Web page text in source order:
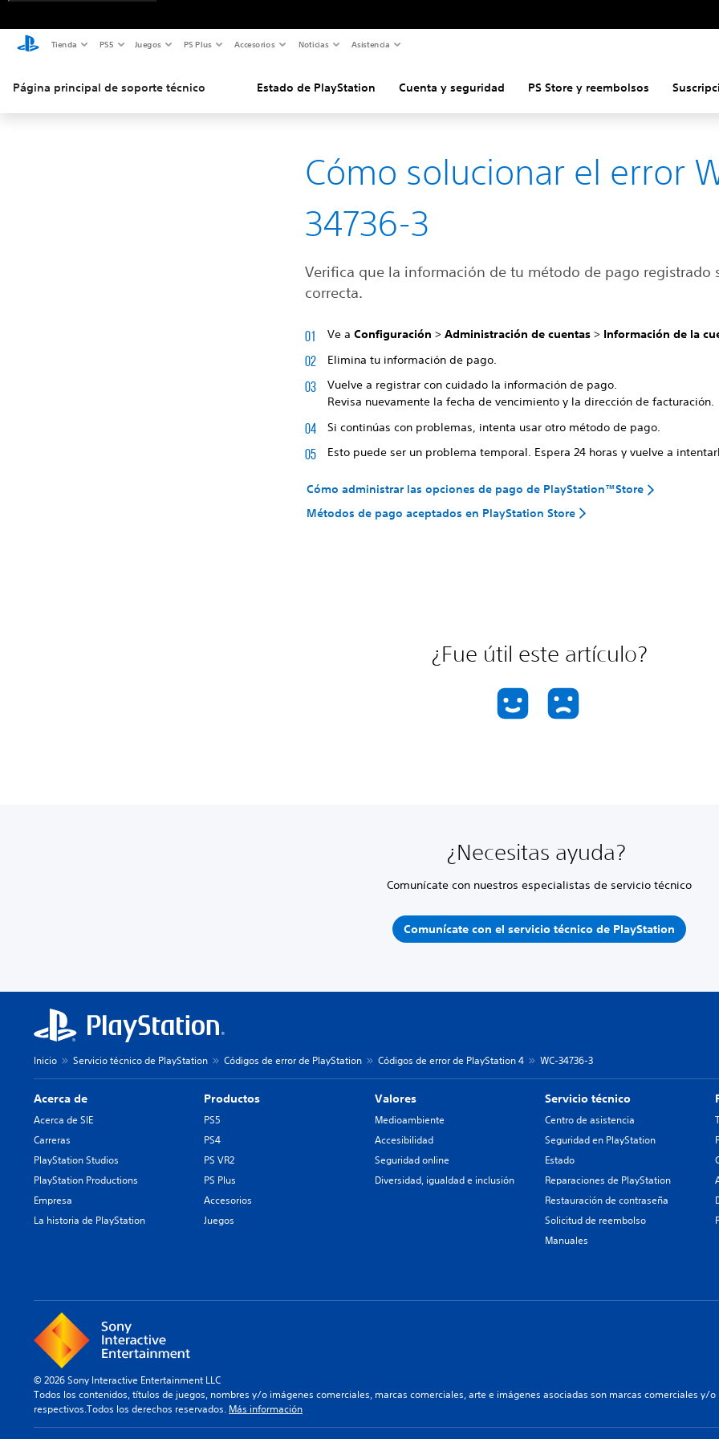
Tienda PS5 Juegos PS Plus Accesorios Noticias Asistencia
Página principal de soporte técnico Estado de PlayStation Cuenta y seguridad PS Store y reembolsos
Cómo solucionar el error
34736-3
Verifica que la información de tu método de pago registrado
correcta.
Ve aConfiguración>Administración de cuentas> Información de la
Elimina tu información de pago.
Vuelve a registrar con cuidado la información de pago.
Revisa nuevamente la fecha de vencimiento y la dirección de facturación.
Si continúas con problemas, intenta usar otro método de pago.
Esto puede ser un problema temporal. Espera 24 horas y vuelve a
Cómo administrar las opciones de pago de PlayStation™Store
Métodos de pago aceptados en PlayStation Store
¿Fue útil este artículo?
¿Necesitas ayuda?
Comunícate con nuestros especialistas de servicio técnico
Comunícate con el servicio técnico de PlayStation
Inicio Servicio técnico de PlayStation Códigos de error de PlayStation Códigos de error de PlayStation 4 WC-34736-3
Acerca de
Acerca de SIE
Carreras
PlayStation Studios
PlayStation Productions
Empresa
La historia de PlayStation
Productos
PS5
PS4
PS VR2
PS Plus
Accesorios
Juegos
Valores
Medioambiente
Accesibilidad
Seguridad online
Diversidad, igualdad e inclusión
Servicio técnico
Centro de asistencia
Seguridad en PlayStation
Estado
Reparaciones de PlayStation
Restauración de contraseña
Solicitud de reembolso
Manuales
© 2026 Sony Interactive Entertainment LLC
Todos los contenidos, títulos de juegos, nombres y/o imágenes comerciales, marcas comerciales, arte e imágenes asociadas son marcas comerciales y/
respectivos.Todos los derechos reservados. Más información